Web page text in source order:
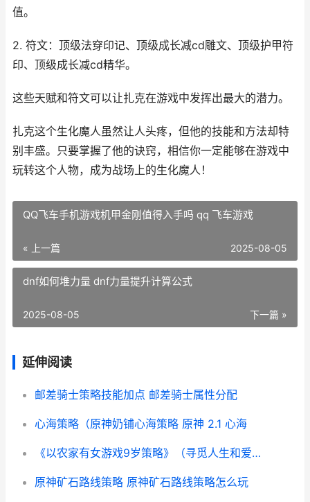
值。
2. 符文：顶级法穿印记、顶级成长减cd雕文、顶级护甲符
印、顶级成长减cd精华。
这些天赋和符文可以让扎克在游戏中发挥出最大的潜力。
扎克这个生化魔人虽然让人头疼，但他的技能和方法却特
别丰盛。只要掌握了他的诀窍，相信你一定能够在游戏中
玩转这个人物，成为战场上的生化魔人！
QQ飞车手机游戏机甲金刚值得入手吗 qq 飞车游戏
« 上一篇 2025-08-05
dnf如何堆力量 dnf力量提升计算公式
下一篇 »
2025-08-05
延伸阅读
邮差骑士策略技能加点 邮差骑士属性分配
心海策略（原神奶铺心海策略 原神 2.1 心海
《以农家有女游戏9岁策略》（寻觅人生和爱情的奇妙冒险 农家有女来种田
原神矿石路线策略 原神矿石路线策略怎么玩